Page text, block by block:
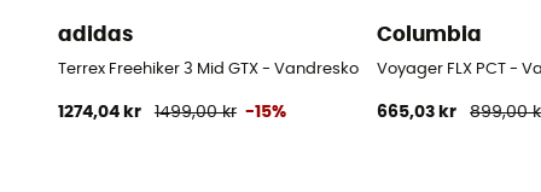
adidas
Terrex Freehiker 3 Mid GTX - Vandresko - Damer
1274,04 kr 1499,00 kr -15%
Columbia
Voyager FLX PCT -
665,03 kr 899,00